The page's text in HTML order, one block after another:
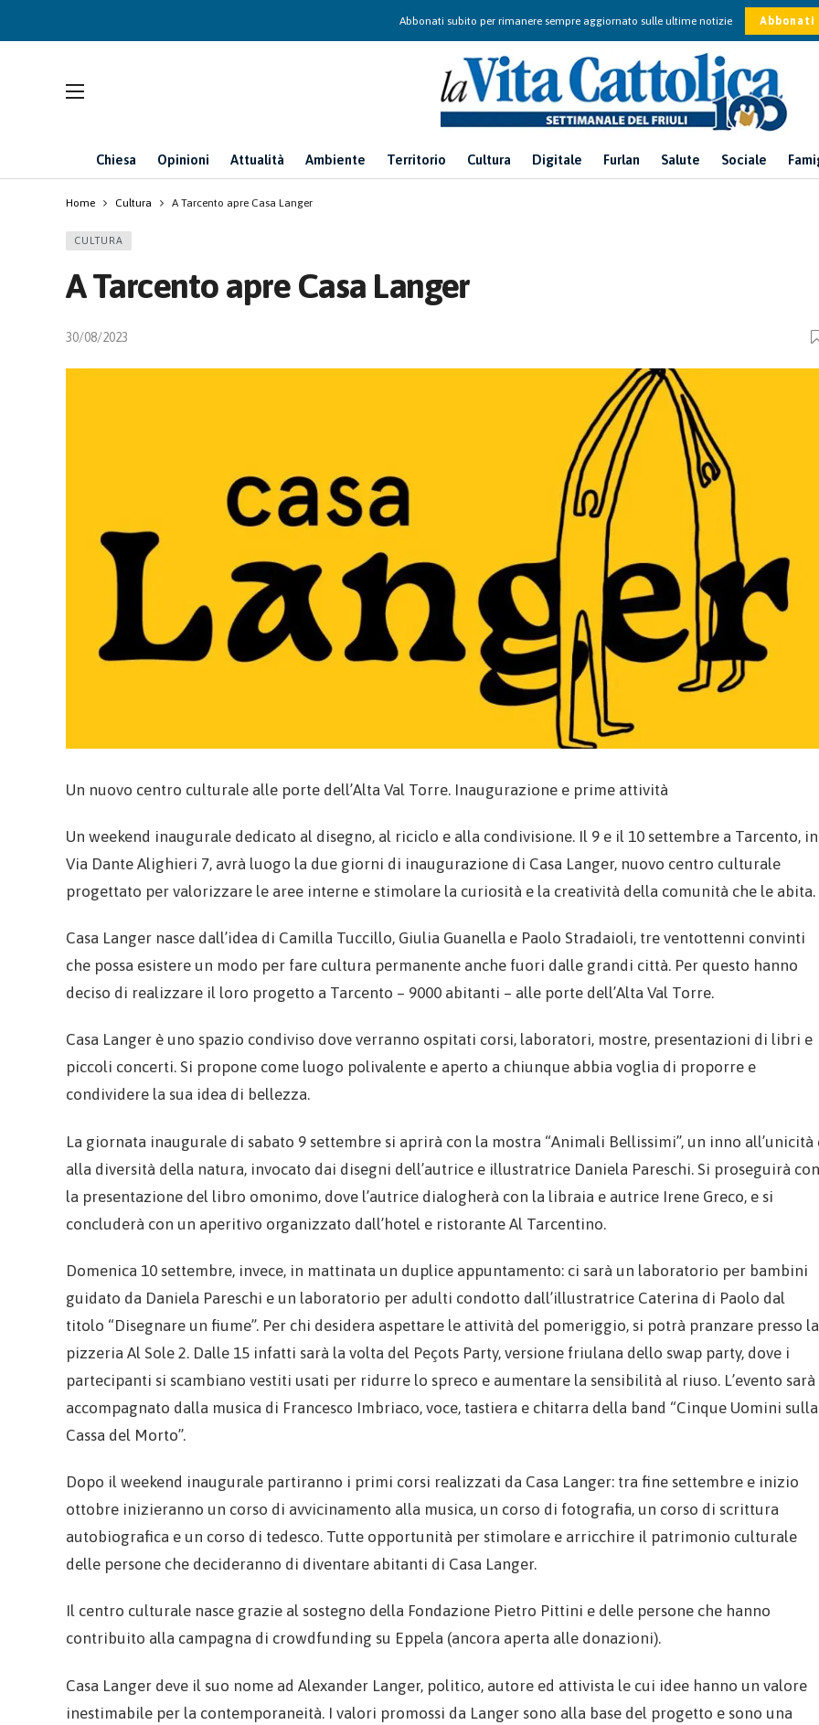
Abbonati subito per rimanere sempre aggiornato sulle ultime notizie Abbonati
Chiesa Opinioni Attualità Ambiente Territorio Cultura Digitale Furlan Salute Sociale
Home Cultura A Tarcento apre Casa Langer
CULTURA
A Tarcento apre Casa Langer
30/08/2023
Un nuovo centro culturale alle porte dell’Alta Val Torre. Inaugurazione e prime attività
Un weekend inaugurale dedicato al disegno, al riciclo e alla condivisione. Il 9 e il 10 settembre a Tarcento, in
Via Dante Alighieri 7, avrà luogo la due giorni di inaugurazione di Casa Langer, nuovo centro culturale
progettato per valorizzare le aree interne e stimolare la curiosità e la creatività della comunità che le abita.
Casa Langer nasce dall’idea di Camilla Tuccillo, Giulia Guanella e Paolo Stradaioli, tre ventottenni convinti
che possa esistere un modo per fare cultura permanente anche fuori dalle grandi città. Per questo hanno
deciso di realizzare il loro progetto a Tarcento – 9000 abitanti – alle porte dell’Alta Val Torre.
Casa Langer è uno spazio condiviso dove verranno ospitati corsi, laboratori, mostre, presentazioni di libri e
piccoli concerti. Si propone come luogo polivalente e aperto a chiunque abbia voglia di proporre e
condividere la sua idea di bellezza.
La giornata inaugurale di sabato 9 settembre si aprirà con la mostra “Animali Bellissimi”, un inno all’unicità
alla diversità della natura, invocato dai disegni dell’autrice e illustratrice Daniela Pareschi. Si proseguirà con
la presentazione del libro omonimo, dove l’autrice dialogherà con la libraia e autrice Irene Greco, e si
concluderà con un aperitivo organizzato dall’hotel e ristorante Al Tarcentino.
Domenica 10 settembre, invece, in mattinata un duplice appuntamento: ci sarà un laboratorio per bambini
guidato da Daniela Pareschi e un laboratorio per adulti condotto dall’illustratrice Caterina di Paolo dal
titolo “Disegnare un fiume”. Per chi desidera aspettare le attività del pomeriggio, si potrà pranzare presso la
pizzeria Al Sole 2. Dalle 15 infatti sarà la volta del Peçots Party, versione friulana dello swap party, dove i
partecipanti si scambiano vestiti usati per ridurre lo spreco e aumentare la sensibilità al riuso. L’evento sarà
accompagnato dalla musica di Francesco Imbriaco, voce, tastiera e chitarra della band “Cinque Uomini sulla
Cassa del Morto”.
Dopo il weekend inaugurale partiranno i primi corsi realizzati da Casa Langer: tra fine settembre e inizio
ottobre inizieranno un corso di avvicinamento alla musica, un corso di fotografia, un corso di scrittura
autobiografica e un corso di tedesco. Tutte opportunità per stimolare e arricchire il patrimonio culturale
delle persone che decideranno di diventare abitanti di Casa Langer.
Il centro culturale nasce grazie al sostegno della Fondazione Pietro Pittini e delle persone che hanno
contribuito alla campagna di crowdfunding su Eppela (ancora aperta alle donazioni).
Casa Langer deve il suo nome ad Alexander Langer, politico, autore ed attivista le cui idee hanno un valore
inestimabile per la contemporaneità. I valori promossi da Langer sono alla base del progetto e sono una